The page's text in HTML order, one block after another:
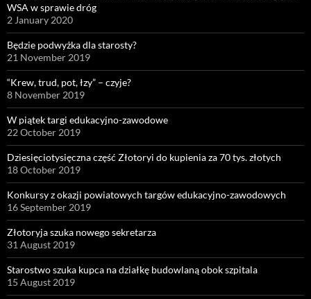
WSA w sprawie dróg
2 January 2020
Będzie podwyżka dla starosty?
21 November 2019
“Krew, trud, pot, łzy” – czyje?
8 November 2019
W piątek targi edukacyjno-zawodowe
22 October 2019
Dziesięciotysięczna część Złotoryi do kupienia za 70 tys. złotych
18 October 2019
Konkursy z okazji powiatowych targów edukacyjno-zawodowych
16 September 2019
Złotoryja szuka nowego sekretarza
31 August 2019
Starostwo szuka kupca na działkę budowlaną obok szpitala
15 August 2019